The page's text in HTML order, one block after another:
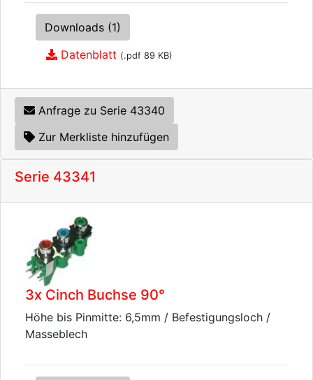
Downloads (1)
Datenblatt (.pdf 89 KB)
Anfrage zu Serie 43340
Zur Merkliste hinzufügen
Serie 43341
3x Cinch Buchse 90°
Höhe bis Pinmitte: 6,5mm / Befestigungsloch /
Masseblech